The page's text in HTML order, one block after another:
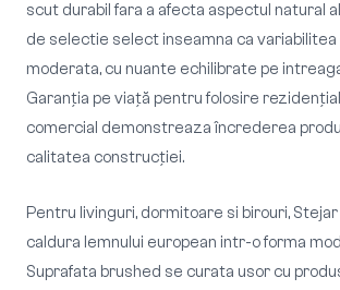
scut durabil fara a afecta aspectul natural
de selectie select inseamna ca
moderata, cu nuante echilibrate pe
Garanția pe viață pentru folosire
comercial demonstreaza încrederea
calitatea construcției.
Pentru livinguri, dormitoare si birouri,
caldura lemnului european intr-o forma
Suprafata brushed se curata usor cu